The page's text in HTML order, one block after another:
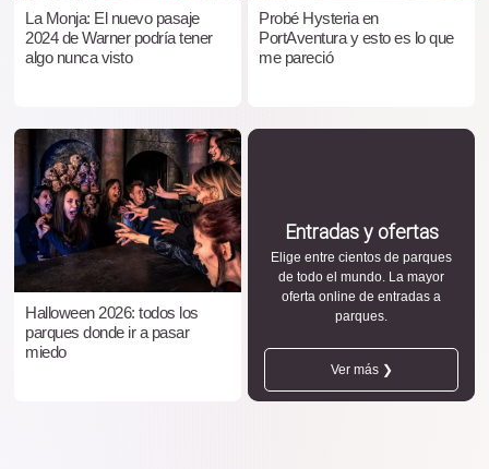
La Monja: El nuevo pasaje
2024 de Warner podría tener
algo nunca visto
Probé Hysteria en
PortAventura y esto es lo que
me pareció
Halloween 2026: todos los
parques donde ir a pasar
miedo
Entradas y ofertas
Elige entre cientos de parques
de todo el mundo. La mayor
oferta online de entradas a
parques.
Ver más ❯